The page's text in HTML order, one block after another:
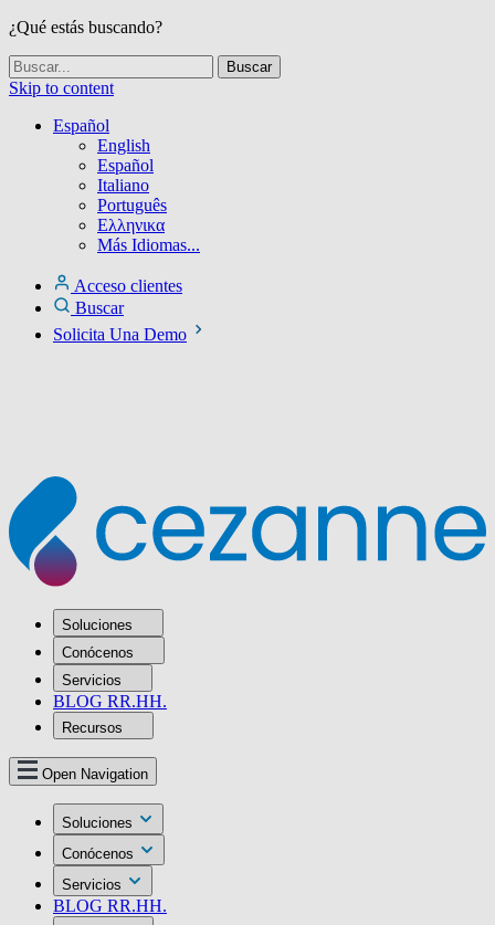
¿Qué estás buscando?
Skip to content
Español
English
Español
Italiano
Português
Ελληνικα
Más Idiomas...
Acceso clientes
Buscar
Solicita Una Demo
Soluciones
Conócenos
Servicios
BLOG RR.HH.
Recursos
Open Navigation
Soluciones
Conócenos
Servicios
BLOG RR.HH.